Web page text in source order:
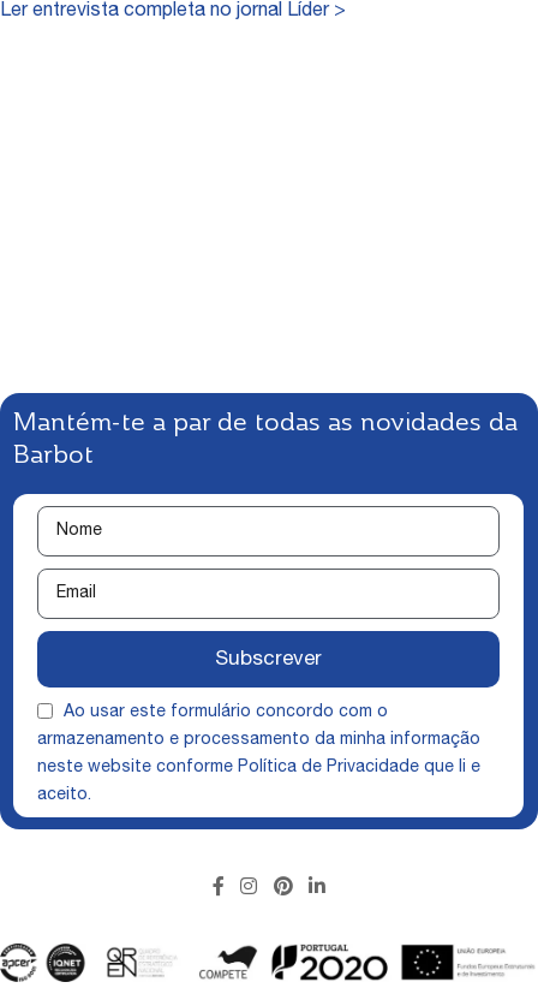
Ler entrevista completa no jornal Líder >
Mantém-te a par de todas as novidades da
Barbot
Ao usar este formulário concordo com o
armazenamento e processamento da minha informação
neste website conforme Política de Privacidade que li e
aceito.
Subscrever